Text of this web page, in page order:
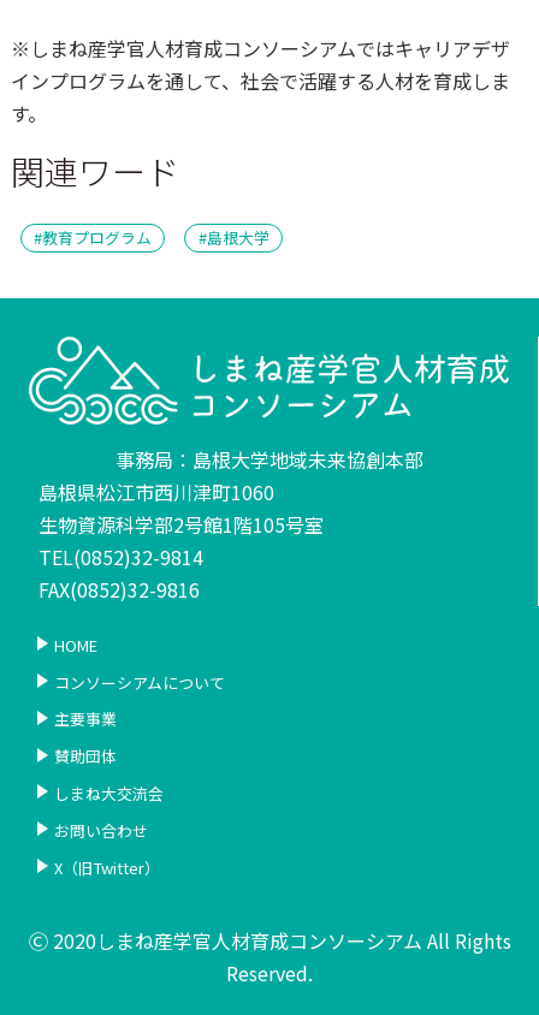
※ しまね産学官人材育成コンソーシアムではキャリアデザ
インプログラムを通して、社会で活躍する人材を育成しま
す。
関連ワード
教育プログラム 島根大学
事務局：島根大学地域未来協創本部
島根県松江市西川津町1060
生物資源科学部2号館1階105号室
TEL(0852)32-9814
FAX(0852)32-9816
HOME
コンソーシアムについて
主要事業
賛助団体
しまね大交流会
お問い合わせ
X（旧Twitter）
Ⓒ 2020しまね産学官人材育成コンソーシアム All Rights
Reserved.